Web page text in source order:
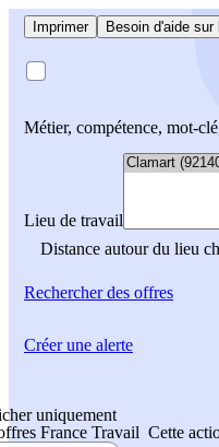
Imprimer Besoin d'aide
Métier, compétence, mot-
Lieu de travail
Distance autour du lieu
Rechercherdes offres
uniquement
France Travail Cette
Créer une alerte